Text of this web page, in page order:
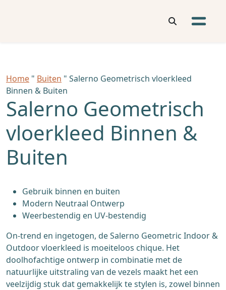
Home " Buiten " Salerno Geometrisch vloerkleed
Binnen & Buiten
Salerno Geometrisch
vloerkleed Binnen &
Buiten
Gebruik binnen en buiten
Modern Neutraal Ontwerp
Weerbestendig en UV-bestendig
On-trend en ingetogen, de Salerno Geometric Indoor &
Outdoor vloerkleed is moeiteloos chique. Het
doolhofachtige ontwerp in combinatie met de
natuurlijke uitstraling van de vezels maakt het een
veelzijdig stuk dat gemakkelijk te stylen is, zowel binnen